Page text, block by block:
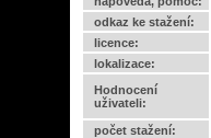
odkaz ke stažení:
licence:
lokalizace:
Hodnocení
uživateli:
počet stažení: